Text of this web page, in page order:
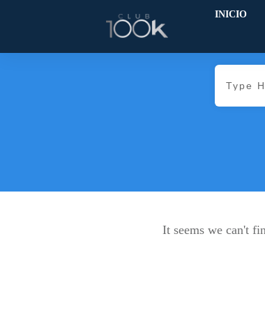
INICIO
It seems we can't